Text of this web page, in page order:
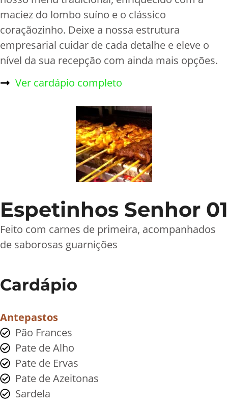
maciez do lombo suíno e o clássico
coraçãozinho. Deixe a nossa estrutura
empresarial cuidar de cada detalhe e eleve o
nível da sua recepção com ainda mais opções.
Ver cardápio completo
Espetinhos Senhor 01
Feito com carnes de primeira, acompanhados
de saborosas guarnições
Cardápio
Antepastos
Pão Frances
Pate de Alho
Pate de Ervas
Pate de Azeitonas
Sardela